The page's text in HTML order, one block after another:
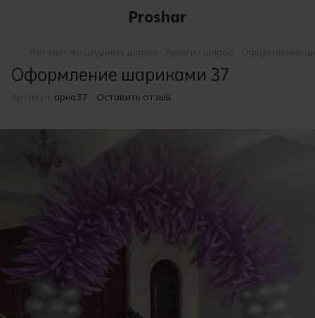
Proshar
Оформление шариками 37
арка37 Оставить отзыв